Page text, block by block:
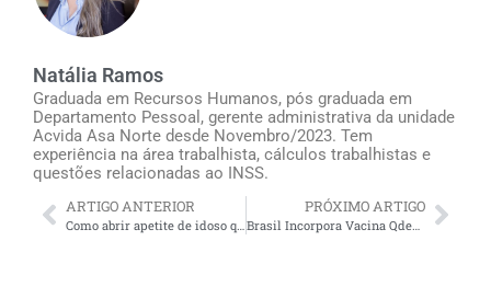
Natália Ramos
Graduada em Recursos Humanos, pós graduada em
Departamento Pessoal, gerente administrativa da unidade
Acvida Asa Norte desde Novembro/2023. Tem
experiência na área trabalhista, cálculos trabalhistas e
questões relacionadas ao INSS.
ARTIGO ANTERIOR PRÓXIMO ARTIGO
Brasil Incorpora Vacina Qdenga ao SUS (vacina contra a dengue)